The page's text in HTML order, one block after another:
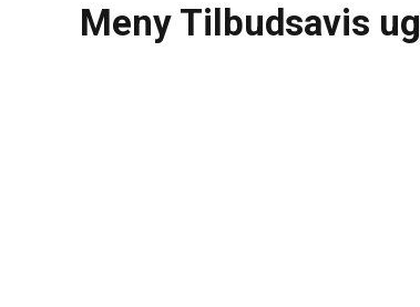
Meny Tilbudsavis